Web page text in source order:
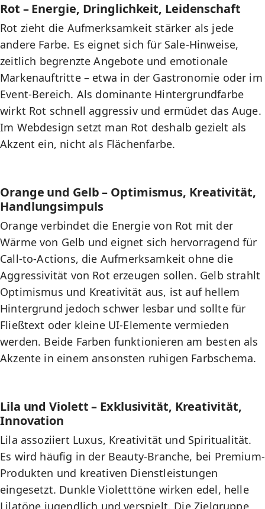
Rot – Energie, Dringlichkeit, Leidenschaft
Rot zieht die Aufmerksamkeit stärker als jede
andere Farbe. Es eignet sich für Sale-Hinweise,
zeitlich begrenzte Angebote und emotionale
Markenauftritte – etwa in der Gastronomie oder im
Event-Bereich. Als dominante Hintergrundfarbe
wirkt Rot schnell aggressiv und ermüdet das Auge.
Im Webdesign setzt man Rot deshalb gezielt als
Akzent ein, nicht als Flächenfarbe.
Orange und Gelb – Optimismus, Kreativität,
Handlungsimpuls
Orange verbindet die Energie von Rot mit der
Wärme von Gelb und eignet sich hervorragend für
Call-to-Actions, die Aufmerksamkeit ohne die
Aggressivität von Rot erzeugen sollen. Gelb strahlt
Optimismus und Kreativität aus, ist auf hellem
Hintergrund jedoch schwer lesbar und sollte für
Fließtext oder kleine UI-Elemente vermieden
werden. Beide Farben funktionieren am besten als
Akzente in einem ansonsten ruhigen Farbschema.
Lila und Violett – Exklusivität, Kreativität,
Innovation
Lila assoziiert Luxus, Kreativität und Spiritualität.
Es wird häufig in der Beauty-Branche, bei Premium-
Produkten und kreativen Dienstleistungen
eingesetzt. Dunkle Violetttöne wirken edel, helle
Lilatöne jugendlich und verspielt. Die Zielgruppe